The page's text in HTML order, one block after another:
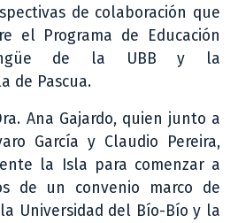
de colaboración que
el Programa de Educación
de la UBB y la
de Pascua.
Ana Gajardo, quien junto a
García y Claudio Pereira,
la Isla para comenzar a
de un convenio marco de
Universidad del Bío-Bío y la